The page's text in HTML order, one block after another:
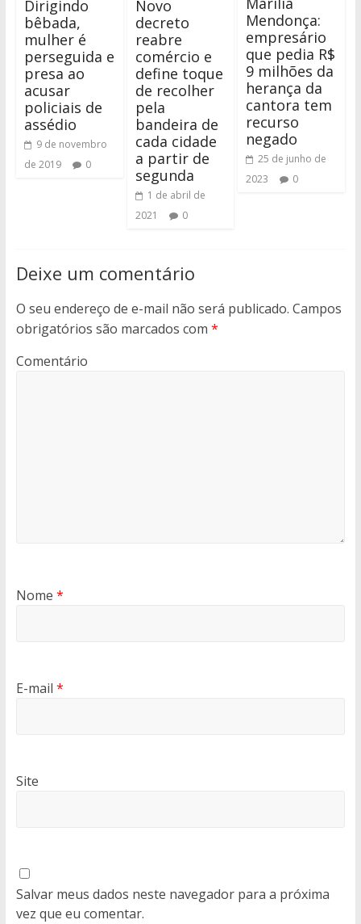
Dirigindo
bêbada,
mulher é
perseguida e
presa ao
acusar
policiais de
assédio
9 de novembro
de 2019
0
Novo
decreto
reabre
comércio e
define toque
de recolher
pela
bandeira de
cada cidade
a partir de
segunda
1 de abril de
2021
0
Mendonça:
empresário
que pedia R$
9 milhões da
herança da
cantora tem
recurso
negado
25 de junho de
2023
0
Deixe um comentário
O seu endereço de e-mail não será publicado. Campos
obrigatórios são marcados com *
Comentário
Nome *
E-mail *
Site
Salvar meus dados neste navegador para a próxima
vez que eu comentar.